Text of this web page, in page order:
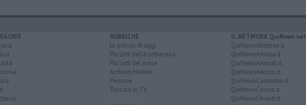
RUBRICHE
Le notizie di oggi
Più Letti della settimana
Più Letti del mese
Archivio Notizie
Persone
Toscani in TV
IL NETWORK QuiNews.net
QuiNewsAbetone.it
QuiNewsAmiata.it
QuiNewsAnimali.it
QuiNewsArezzo.it
QuiNewsCasentino.it
QuiNewsCecina.it
QuiNewsChianti.it